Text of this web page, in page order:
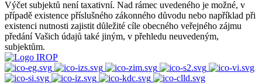
Výčet subjektů není taxativní. Nad rámec uvedeného je možné, v
případě existence příslušného zákonného důvodu nebo například při
existenci nutnosti zajistit důležité cíle obecného veřejného zájmu
předání Vašich údajů také jiným, v přehledu neuvedeným,
subjektům.